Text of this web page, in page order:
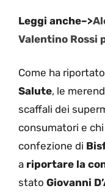
Leggi anche–>
Valentino Rossi
Come ha
Salute, le
scaffali dei
consumatori e
confezione di
a riportare la
stato Giovanni